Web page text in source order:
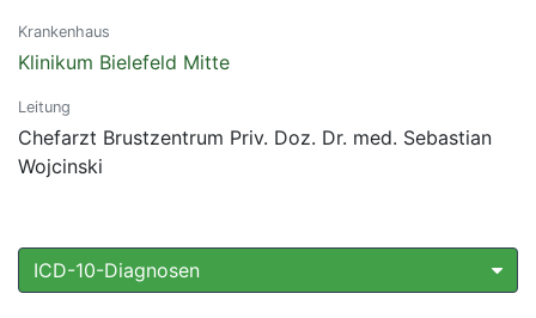
Krankenhaus
Klinikum Bielefeld Mitte
Leitung
Chefarzt Brustzentrum Priv. Doz. Dr. med. Sebastian
Wojcinski
ICD-10-Diagnosen